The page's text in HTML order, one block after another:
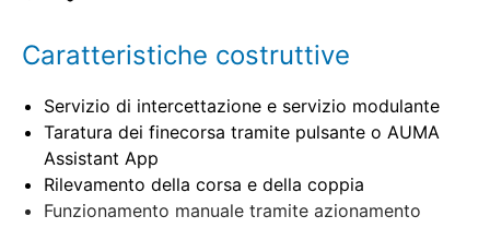
Caratteristiche costruttive
Servizio di intercettazione e servizio modulante
Taratura dei finecorsa tramite pulsante o AUMA
Assistant App
Rilevamento della corsa e della coppia
Funzionamento manuale tramite azionamento